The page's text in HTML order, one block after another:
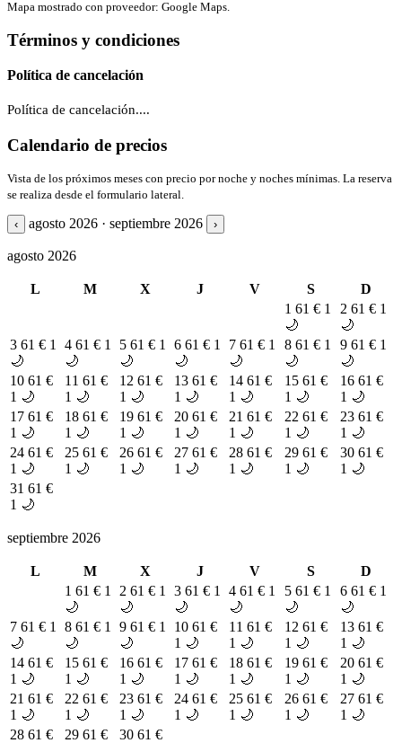
Mapa mostrado con proveedor: Google Maps.
Términos y condiciones
Política de cancelación
Política de cancelación....
Calendario de precios
Vista de los próximos meses con precio por noche y noches mínimas. La reserva
se realiza desde el formulario lateral.
‹ agosto 2026 · septiembre 2026 ›
agosto 2026
L M X J V S
D
1 61 € 1
🌙
2 61 € 1
🌙
3 61 € 1
🌙
4 61 € 1
🌙
5 61 € 1
🌙
6 61 € 1
🌙
7 61 € 1
🌙
8 61 € 1
🌙
9 61 € 1
🌙
10 61 €
1 🌙
11 61 €
1 🌙
12 61 €
1 🌙
13 61 €
1 🌙
14 61 €
1 🌙
15 61 €
1 🌙
16 61 €
1 🌙
17 61 €
1 🌙
18 61 €
1 🌙
19 61 €
1 🌙
20 61 €
1 🌙
21 61 €
1 🌙
22 61 €
1 🌙
23 61 €
1 🌙
24 61 €
1 🌙
25 61 €
1 🌙
26 61 €
1 🌙
27 61 €
1 🌙
28 61 €
1 🌙
29 61 €
1 🌙
30 61 €
1 🌙
31 61 €
1 🌙
septiembre 2026
L M X J V S
D
1 61 € 1
🌙
2 61 € 1
🌙
3 61 € 1
🌙
4 61 € 1
🌙
5 61 € 1
🌙
6 61 € 1
🌙
7 61 € 1
🌙
8 61 € 1
🌙
9 61 € 1
🌙
10 61 €
1 🌙
11 61 €
1 🌙
12 61 €
1 🌙
13 61 €
1 🌙
14 61 €
1 🌙
15 61 €
1 🌙
16 61 €
1 🌙
17 61 €
1 🌙
18 61 €
1 🌙
19 61 €
1 🌙
20 61 €
1 🌙
21 61 €
1 🌙
22 61 €
1 🌙
23 61 €
1 🌙
24 61 €
1 🌙
25 61 €
1 🌙
26 61 €
1 🌙
27 61 €
1 🌙
28 61 €
29 61 €
30 61 €